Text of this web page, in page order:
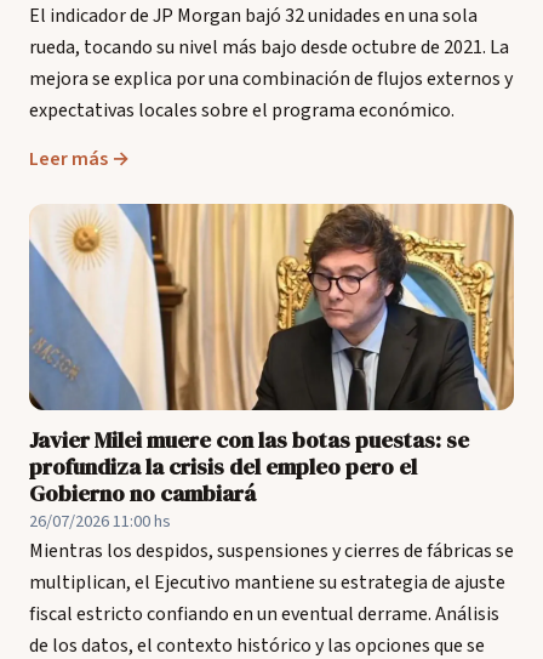
El indicador de JP Morgan bajó 32 unidades en una sola
rueda, tocando su nivel más bajo desde octubre de 2021. La
mejora se explica por una combinación de flujos externos y
expectativas locales sobre el programa económico.
Leer más →
Javier Milei muere con las botas puestas: se
profundiza la crisis del empleo pero el
Gobierno no cambiará
26/07/2026 11:00 hs
Mientras los despidos, suspensiones y cierres de fábricas se
multiplican, el Ejecutivo mantiene su estrategia de ajuste
fiscal estricto confiando en un eventual derrame. Análisis
de los datos, el contexto histórico y las opciones que se